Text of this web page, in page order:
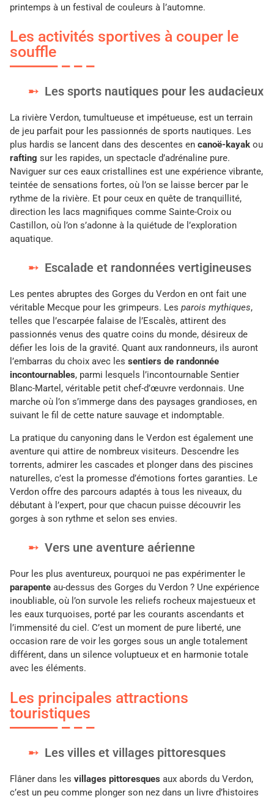
printemps à un festival de couleurs à l’automne.
Les activités sportives à couper le
souffle
Les sports nautiques pour les audacieux
La rivière Verdon, tumultueuse et impétueuse, est un terrain
de jeu parfait pour les passionnés de sports nautiques. Les
plus hardis se lancent dans des descentes en canoë-kayak ou
rafting sur les rapides, un spectacle d’adrénaline pure.
Naviguer sur ces eaux cristallines est une expérience vibrante,
teintée de sensations fortes, où l’on se laisse bercer par le
rythme de la rivière. Et pour ceux en quête de tranquillité,
direction les lacs magnifiques comme Sainte-Croix ou
Castillon, où l’on s’adonne à la quiétude de l’exploration
aquatique.
Escalade et randonnées vertigineuses
Les pentes abruptes des Gorges du Verdon en ont fait une
véritable Mecque pour les grimpeurs. Les parois mythiques,
telles que l’escarpée falaise de l’Escalès, attirent des
passionnés venus des quatre coins du monde, désireux de
défier les lois de la gravité. Quant aux randonneurs, ils auront
l’embarras du choix avec les sentiers de randonnée
incontournables, parmi lesquels l’incontournable Sentier
Blanc-Martel, véritable petit chef-d’œuvre verdonnais. Une
marche où l’on s’immerge dans des paysages grandioses, en
suivant le fil de cette nature sauvage et indomptable.
La pratique du canyoning dans le Verdon est également une
aventure qui attire de nombreux visiteurs. Descendre les
torrents, admirer les cascades et plonger dans des piscines
naturelles, c’est la promesse d’émotions fortes garanties. Le
Verdon offre des parcours adaptés à tous les niveaux, du
débutant à l’expert, pour que chacun puisse découvrir les
gorges à son rythme et selon ses envies.
Vers une aventure aérienne
Pour les plus aventureux, pourquoi ne pas expérimenter le
parapente au-dessus des Gorges du Verdon ? Une expérience
inoubliable, où l’on survole les reliefs rocheux majestueux et
les eaux turquoises, porté par les courants ascendants et
l’immensité du ciel. C’est un moment de pure liberté, une
occasion rare de voir les gorges sous un angle totalement
différent, dans un silence voluptueux et en harmonie totale
avec les éléments.
Les principales attractions
touristiques
Les villes et villages pittoresques
Flâner dans les villages pittoresques aux abords du Verdon,
c’est un peu comme plonger son nez dans un livre d’histoires